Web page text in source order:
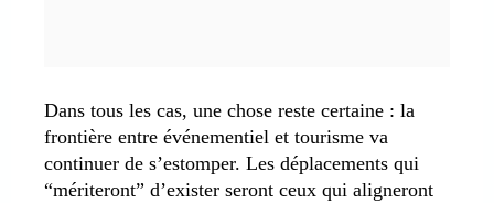
Dans tous les cas, une chose reste certaine : la
frontière entre événementiel et tourisme va
continuer de s’estomper. Les déplacements qui
“mériteront” d’exister seront ceux qui aligneront